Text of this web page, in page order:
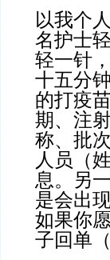
以我个
名护士
轻一针
十五分
的打疫
期、注
称、批
人员（
息。另
是会出
如果你
子回单